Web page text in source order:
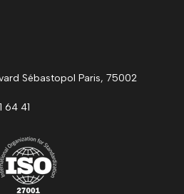
Sébastopol Paris, 75002
64 41